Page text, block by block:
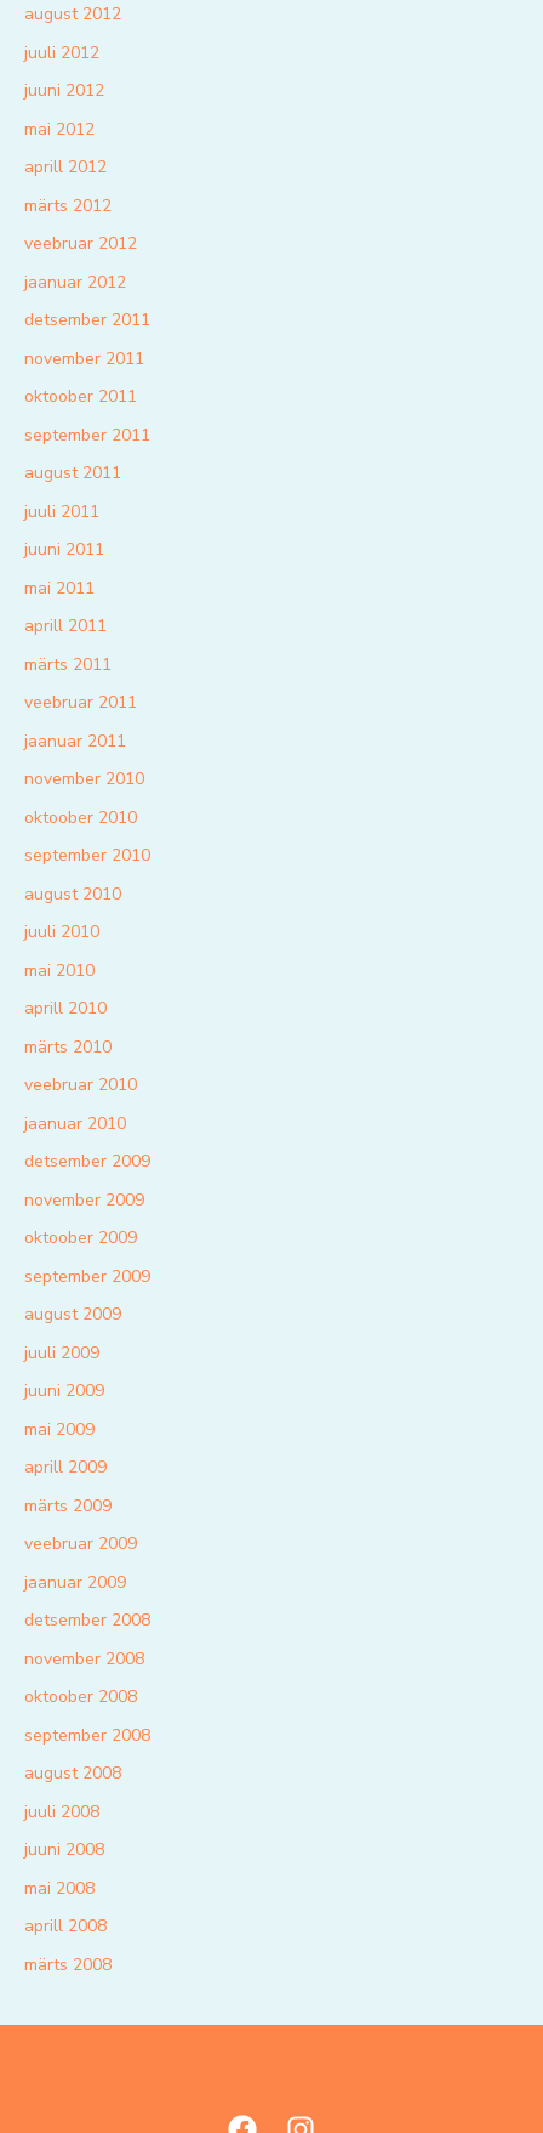
august 2012
juuli 2012
juuni 2012
mai 2012
aprill 2012
märts 2012
veebruar 2012
jaanuar 2012
detsember 2011
november 2011
oktoober 2011
september 2011
august 2011
juuli 2011
juuni 2011
mai 2011
aprill 2011
märts 2011
veebruar 2011
jaanuar 2011
november 2010
oktoober 2010
september 2010
august 2010
juuli 2010
mai 2010
aprill 2010
märts 2010
veebruar 2010
jaanuar 2010
detsember 2009
november 2009
oktoober 2009
september 2009
august 2009
juuli 2009
juuni 2009
mai 2009
aprill 2009
märts 2009
veebruar 2009
jaanuar 2009
detsember 2008
november 2008
oktoober 2008
september 2008
august 2008
juuli 2008
juuni 2008
mai 2008
aprill 2008
märts 2008